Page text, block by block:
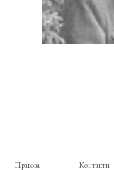
Правова Контакти